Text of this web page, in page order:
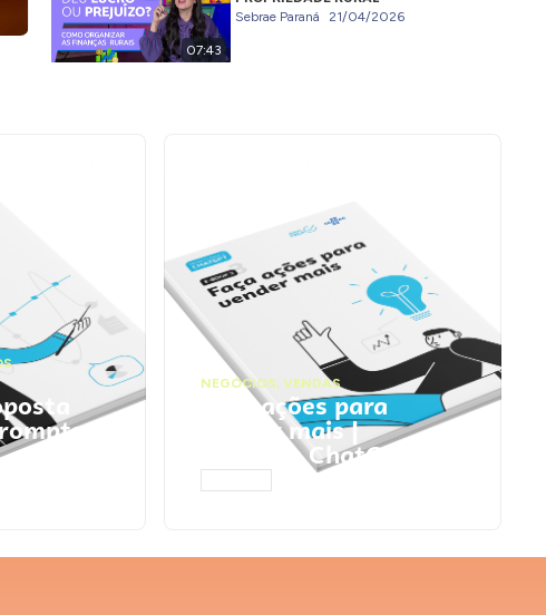
07:43
Sebrae Paraná 21/04/2026
NEGÓCIOS, VENDAS
Faça ações para
vender mais |
Prompts ChatGPT